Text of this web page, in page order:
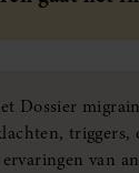
Dossier
triggers,
van